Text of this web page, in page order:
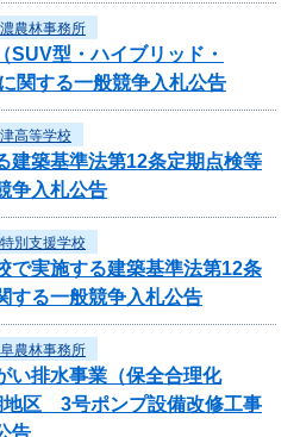
農林事務所
SUV型・ハイブリッド・
関する一般競争入札公告
高等学校
建築基準法第12条定期点検等
争入札公告
別支援学校
で実施する建築基準法第12条
する一般競争入札公告
農林事務所
い排水事業（保全合理化
区 3号ポンプ設備改修工事
告